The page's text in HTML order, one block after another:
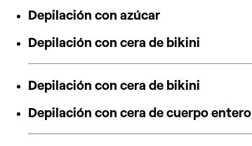
Depilación con azúcar
Depilación con cera de bikini
Depilación con cera de bikini
Depilación con cera de cuerpo entero